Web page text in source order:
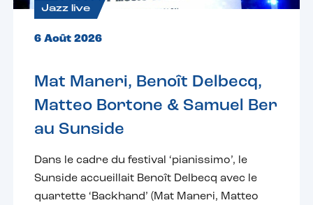
Jazz live
6 Août 2026
Mat Maneri, Benoît Delbecq,
Matteo Bortone & Samuel Ber
au Sunside
Dans le cadre du festival ‘pianissimo’, le
Sunside accueillait Benoît Delbecq avec le
quartette ‘Backhand’ (Mat Maneri, Matteo